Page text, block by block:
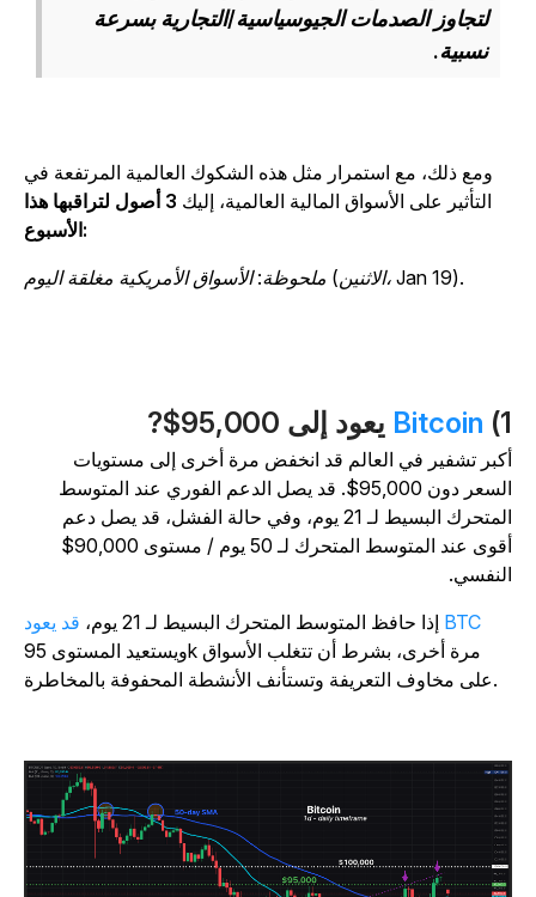
لتجاوز الصدمات الجيوسياسية/التجارية بسرعة
نسبية.
ومع ذلك، مع استمرار مثل هذه الشكوك العالمية المرتفعة في
التأثير على الأسواق المالية العالمية، إليك 3 أصول لتراقبها هذا
ملحوظة: الأسواق الأمريكية مغلقة اليوم (الاثنين، Jan 19).
Bitcoinيعود إلى 95,000$?
تشفير في العالم قد انخفض مرة أخرى إلى مستويات
دون 95,000$.
قد يصل الدعم الفوري عند المتوسط
المتحرك البسيط لـ 21 يوم، وفي حالة الفشل، قد يصل دعم
أقوى عند المتوسط المتحرك لـ 50 يوم / مستوى 90,000$
إذا حافظ المتوسط المتحرك البسيط لـ 21 يوم،قد يعود BTC
ويستعيد المستوى 95k مرة أخرى، بشرط أن تتغلب الأسواق